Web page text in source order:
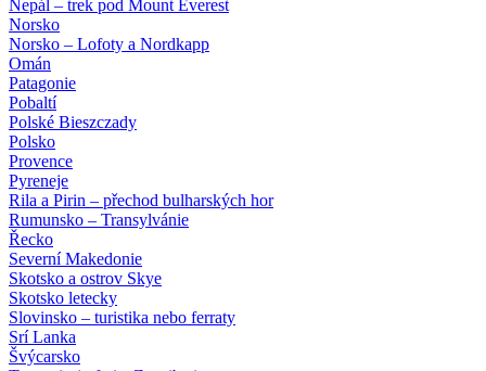
Nepál – trek pod Mount Everest
Norsko
Norsko – Lofoty a Nordkapp
Omán
Patagonie
Pobaltí
Polské Bieszczady
Polsko
Provence
Pyreneje
Rila a Pirin – přechod bulharských hor
Rumunsko – Transylvánie
Řecko
Severní Makedonie
Skotsko a ostrov Skye
Skotsko letecky
Slovinsko – turistika nebo ferraty
Srí Lanka
Švýcarsko